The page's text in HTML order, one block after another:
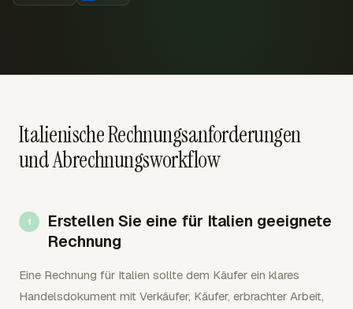
Italienische Rechnungsanforderungen
und Abrechnungsworkflow
Erstellen Sie eine für Italien geeignete
Rechnung
Eine Rechnung für Italien sollte dem Käufer ein klares
Handelsdokument mit Verkäufer, Käufer, erbrachter Arbeit,